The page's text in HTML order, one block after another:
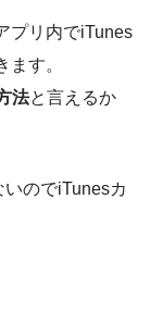
プリ内でiTunes
す。
法と言えるか
のでiTunesカ